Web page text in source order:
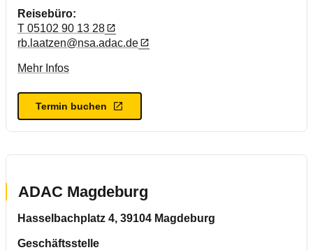
Reisebüro:
T 05102 90 13 28
rb.laatzen@nsa.adac.de
Mehr Infos
Termin buchen
ADAC Magdeburg
Hasselbachplatz 4, 39104 Magdeburg
Geschäftsstelle